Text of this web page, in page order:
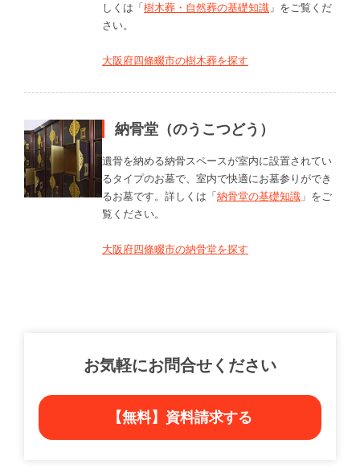
しくは「樹木葬・自然葬の基礎知識 」をご覧くだ
さい。
大阪府四條畷市の樹木葬を探す
納骨堂（のうこつどう）
遺骨を納める納骨スペースが室内に設置されてい
るタイプのお墓で、室内で快適にお墓参りができ
るお墓です。詳しくは「納骨堂の基礎知識 」をご
覧ください。
大阪府四條畷市の納骨堂を探す
お気軽にお問合せください
【無料】資料請求する